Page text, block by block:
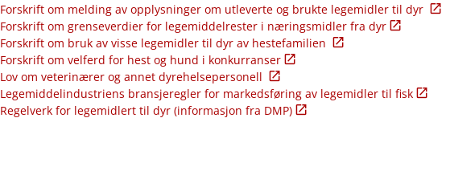
Forskrift om melding av opplysninger om utleverte og brukte legemidler til dyr
Forskrift om grenseverdier for legemiddelrester i næringsmidler fra dyr
Forskrift om bruk av visse legemidler til dyr av hestefamilien
Forskrift om velferd for hest og hund i konkurranser
Lov om veterinærer og annet dyrehelsepersonell
Legemiddelindustriens bransjeregler for markedsføring av legemidler til fisk
Regelverk for legemidlert til dyr (informasjon fra DMP)